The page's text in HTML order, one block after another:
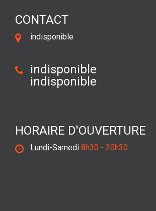
CONTACT
indisponible
indisponible
indisponible
HORAIRE D'OUVERTURE
Lundi-Samedi 8h30 - 20h30